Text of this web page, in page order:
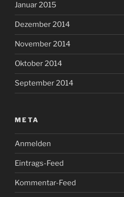
Januar 2015
Dezember 2014
November 2014
Oktober 2014
September 2014
META
Anmelden
Eintrags-Feed
Kommentar-Feed